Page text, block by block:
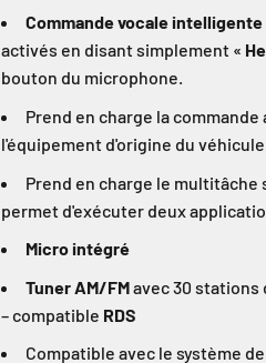
Commande vocale intelligente
activés en disant simplement «
bouton du microphone.
Prend en charge la commande
l'équipement d'origine du véhicule
Prend en charge le multitâche
permet d'exécuter deux
Micro intégré
Tuner AM/FMavec 30 stations
– compatible RDS
Compatible avec le système